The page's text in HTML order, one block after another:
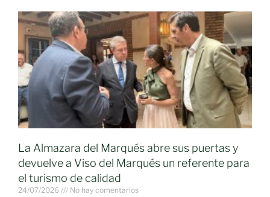
La Almazara del Marqués abre sus puertas y
devuelve a Viso del Marqués un referente para
el turismo de calidad
24/07/2026 No hay comentarios